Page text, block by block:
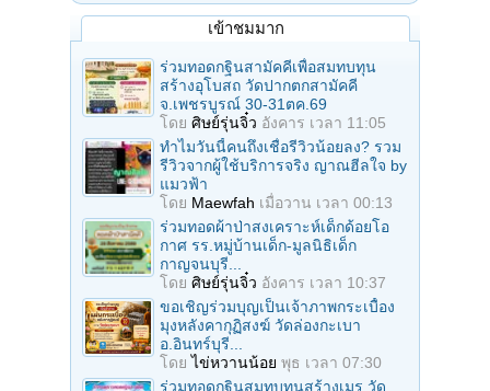
เข้าชมมาก
ร่วมทอดกฐินสามัคคีเพื่อสมทบทุน
สร้างอุโบสถ วัดปากตกสามัคคี
จ.เพชรบูรณ์ 30-31ตค.69
โดย ศิษย์รุ่นจิ๋ว อังคาร เวลา 11:05
ทำไมวันนี้คนถึงเชื่อรีวิวน้อยลง? รวม
รีวิวจากผู้ใช้บริการจริง ญาณฮีลใจ by
แมวฟ้า
โดย Maewfah เมื่อวาน เวลา 00:13
ร่วมทอดผ้าป่าสงเคราะห์เด็กด้อยโอ
กาศ รร.หมู่บ้านเด็ก-มูลนิธิเด็ก
กาญจนบุรี...
โดย ศิษย์รุ่นจิ๋ว อังคาร เวลา 10:37
ขอเชิญร่วมบุญเป็นเจ้าภาพกระเบื้อง
มุงหลังคากุฏิสงฆ์ วัดล่องกะเบา
อ.อินทร์บุรี...
โดยไข่หวานน้อย พุธ เวลา 07:30
ร่วมทอดกฐินสมทบทุนสร้างเมรุ วัด